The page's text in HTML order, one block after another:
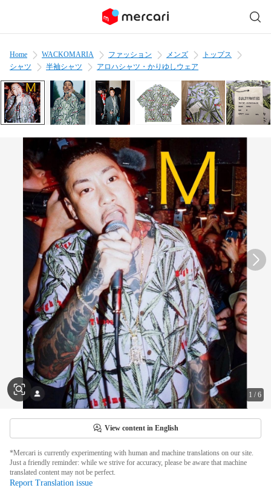
Home WACKOMARIA ファッション メンズ
トップス
シャツ
半袖シャツ アロハシャツ・かりゆしウェア
1 /6
View content in English
*Mercari is currently experimenting with human and machine translations on our site.
Just a friendly reminder: while we strive for accuracy, please be aware that machine
translated content may not be perfect.
Report Translation issue